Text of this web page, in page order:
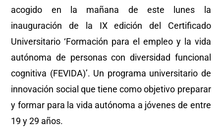
acogido en la mañana de este lunes la
inauguración de la IX edición del Certificado
Universitario ‘Formación para el empleo y la vida
autónoma de personas con diversidad funcional
cognitiva (FEVIDA)’. Un programa universitario de
innovación social que tiene como objetivo preparar
y formar para la vida autónoma a jóvenes de entre
19 y 29 años.